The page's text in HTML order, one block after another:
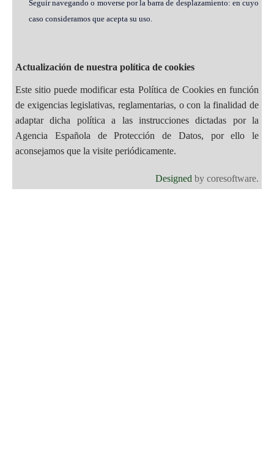
Seguir navegando o moverse por la barra de desplazamiento: en cuyo
caso consideramos que acepta su uso.
Actualización de nuestra política de cookies
Este sitio puede modificar esta Política de Cookies en función
de exigencias legislativas, reglamentarias, o con la finalidad de
adaptar dicha política a las instrucciones dictadas por la
Agencia Española de Protección de Datos, por ello le
aconsejamos que la visite periódicamente.
Designed by coresoftware.